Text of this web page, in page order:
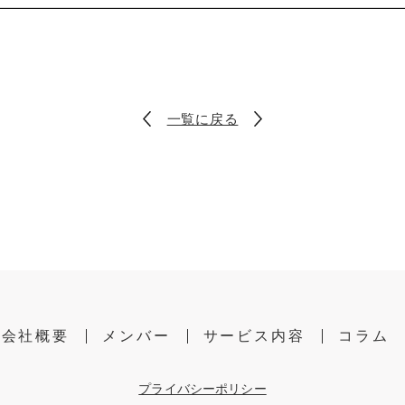
一覧に戻る
会社概要 メンバー サービス内容 コラム
プライバシーポリシー